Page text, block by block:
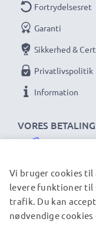
VORES
Fortrydelsesret
Garanti
Sikkerhed &
Privatlivspolitik
Information
VORES
Vi bruger cookies til
levere funktioner til
trafik. Du kan
nødvendige